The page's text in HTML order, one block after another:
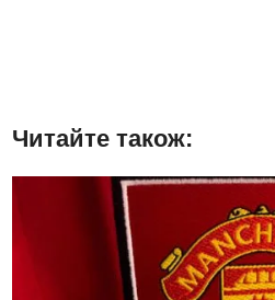
Читайте також: